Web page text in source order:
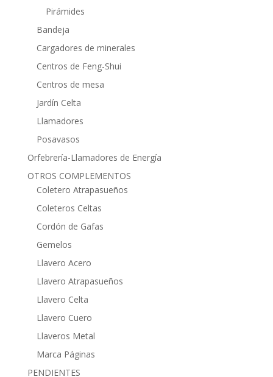
Pirámides
Bandeja
Cargadores de minerales
Centros de Feng-Shui
Centros de mesa
Jardín Celta
Llamadores
Posavasos
Orfebrería-Llamadores de Energía
OTROS COMPLEMENTOS
Coletero Atrapasueños
Coleteros Celtas
Cordón de Gafas
Gemelos
Llavero Acero
Llavero Atrapasueños
Llavero Celta
Llavero Cuero
Llaveros Metal
Marca Páginas
PENDIENTES